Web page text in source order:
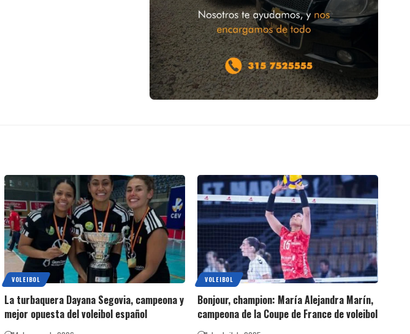
VOLEIBOL
La turbaquera Dayana Segovia, campeona y
mejor opuesta del voleibol español
VOLEIBOL
Bonjour, champion: María Alejandra Marín,
campeona de la Coupe de France de voleibol